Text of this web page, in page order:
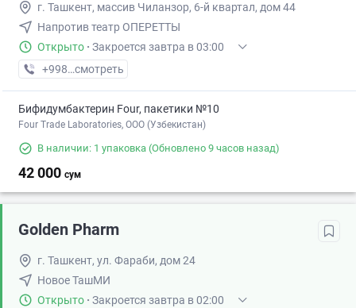
г. Ташкент, массив Чиланзор, 6-й квартал, дом 44
Напротив театр ОПЕРЕТТЫ
Открыто · Закроется завтра в 03:00
+998 (94) XXX-XX-XX
смотреть
Бифидумбактерин Four, пакетики №10
Four Trade Laboratories, ООО (Узбекистан)
В наличии: 1 упаковка (Обновлено 9 часов назад)
42 000 сум
Golden Pharm
г. Ташкент, ул. Фараби, дом 24
Новое ТашМИ
Открыто · Закроется завтра в 02:00